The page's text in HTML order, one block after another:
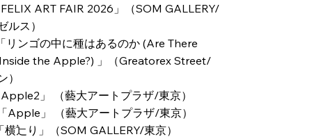
ART FAIR 2026」（SOM GALLERY/
ルス）
リンゴの中に種はあるのか (Are There
the Apple?) 」（Greatorex Street/
）
」 （藝大アートプラザ/東京）
Apple」 （藝大アートプラザ/東京）
辷り」（SOM GALLERY/東京）